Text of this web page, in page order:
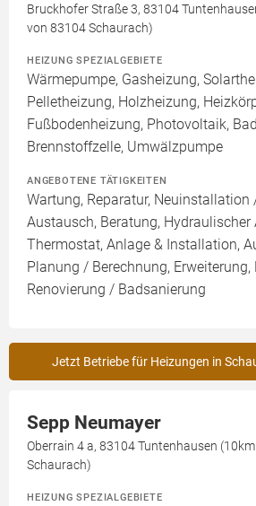
Bruckhofer Straße 3, 83104
von 83104 Schaurach)
HEIZUNG SPEZIALGEBIETE
Wärmepumpe, Gasheizung,
Pelletheizung, Holzheizung,
Fußbodenheizung, Photovoltaik,
Brennstoffzelle, Umwälzpumpe
ANGEBOTENE TÄTIGKEITEN
Wartung, Reparatur, Neuinstallation
Austausch, Beratung, Hydraulischer
Thermostat, Anlage & Installation,
Planung / Berechnung, Erweiterung,
Renovierung / Badsanierung
Jetzt Betriebe für Heizungen in
Sepp Neumayer
Oberrain 4 a, 83104 Tuntenhausen
Schaurach)
HEIZUNG SPEZIALGEBIETE